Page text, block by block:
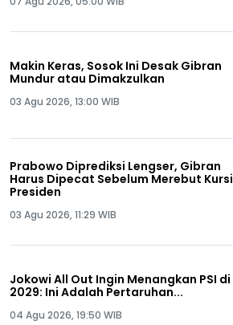
Makin Keras, Sosok Ini Desak Gibran
Mundur atau Dimakzulkan
03 Agu 2026, 13:00 WIB
Prabowo Diprediksi Lengser, Gibran
Harus Dipecat Sebelum Merebut Kursi
Presiden
03 Agu 2026, 11:29 WIB
Jokowi All Out Ingin Menangkan PSI di
2029: Ini Adalah Pertaruhan...
04 Agu 2026, 19:50 WIB